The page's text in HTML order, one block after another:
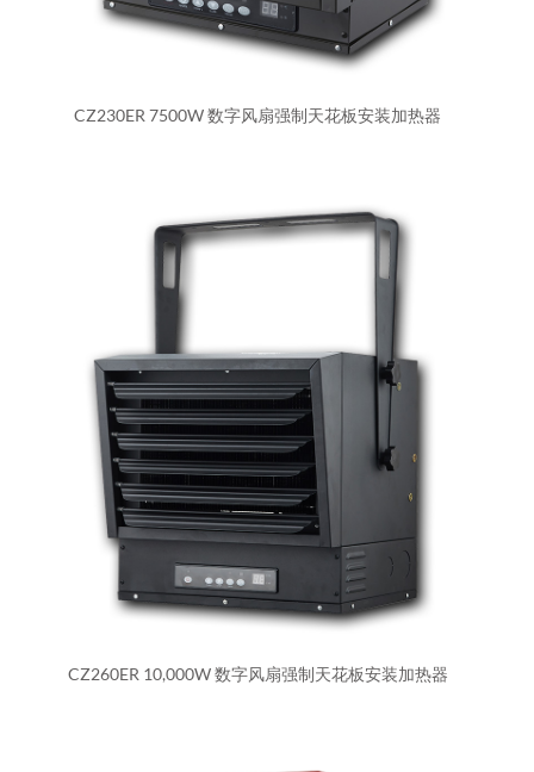
CZ230ER 7500W 数字风扇强制天花板安装加热器
CZ260ER 10,000W 数字风扇强制天花板安装加热器